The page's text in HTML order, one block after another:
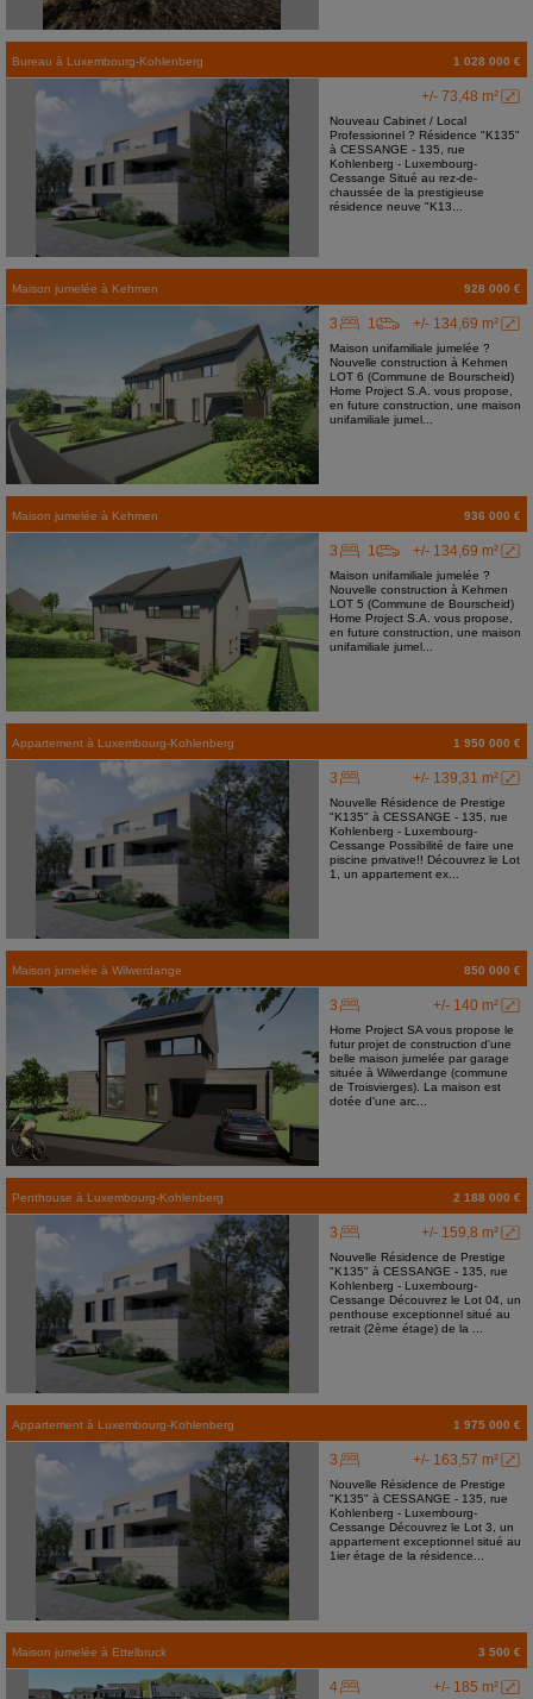
Bureau à Luxembourg-Kohlenberg 1 028 000 €
+/- 73,48 m²
Nouveau Cabinet / Local
Professionnel ? Résidence "K135"
à CESSANGE - 135, rue
Kohlenberg - Luxembourg-
Cessange Situé au rez-de-
chaussée de la prestigieuse
résidence neuve "K13...
Maison jumelée à Kehmen 928 000 €
+/- 134,69 m²
3 1
Maison unifamiliale jumelée ?
Nouvelle construction à Kehmen
LOT 6 (Commune de Bourscheid)
Home Project S.A. vous propose,
en future construction, une maison
unifamiliale jumel...
Maison jumelée à Kehmen 936 000 €
+/- 134,69 m²
3 1
Maison unifamiliale jumelée ?
Nouvelle construction à Kehmen
LOT 5 (Commune de Bourscheid)
Home Project S.A. vous propose,
en future construction, une maison
unifamiliale jumel...
Appartement à Luxembourg-Kohlenberg 1 950 000 €
+/- 139,31 m²
3
Nouvelle Résidence de Prestige
"K135" à CESSANGE - 135, rue
Kohlenberg - Luxembourg-
Cessange Possibilité de faire une
piscine privative!! Découvrez le Lot
1, un appartement ex...
Maison jumelée à Wilwerdange 850 000 €
+/- 140 m²
3
Home Project SA vous propose le
futur projet de construction d'une
belle maison jumelée par garage
située à Wilwerdange (commune
de Troisvierges). La maison est
dotée d'une arc...
Penthouse à Luxembourg-Kohlenberg 2 188 000 €
+/- 159,8 m²
3
Nouvelle Résidence de Prestige
"K135" à CESSANGE - 135, rue
Kohlenberg - Luxembourg-
Cessange Découvrez le Lot 04, un
penthouse exceptionnel situé au
retrait (2ème étage) de la ...
Appartement à Luxembourg-Kohlenberg 1 975 000 €
+/- 163,57 m²
3
Nouvelle Résidence de Prestige
"K135" à CESSANGE - 135, rue
Kohlenberg - Luxembourg-
Cessange Découvrez le Lot 3, un
appartement exceptionnel situé au
1ier étage de la résidence...
Maison jumelée à Ettelbruck 3 500 €
+/- 185 m²
4